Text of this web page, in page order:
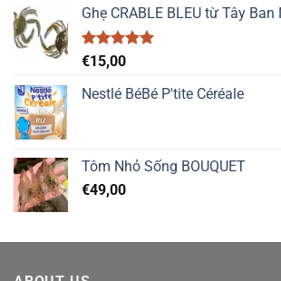
Ghẹ CRABLE BLEU từ Tây
Được xếp
hạng
5 sao
€15,00
Nestlé BéBé P'tite Céréale
Tôm Nhỏ Sống BOUQUET
€49,00